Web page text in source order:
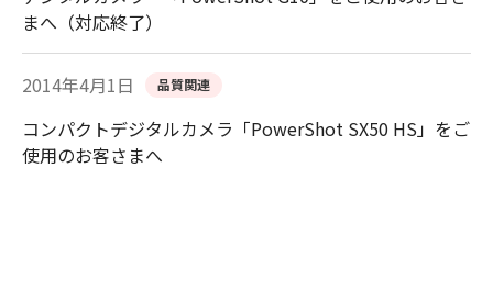
まへ（対応終了）
2014年4月1日 品質関連
コンパクトデジタルカメラ「PowerShot SX50 HS」をご
使用のお客さまへ